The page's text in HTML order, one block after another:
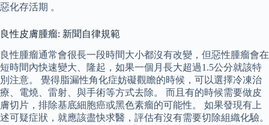
惡化存活期 。
良性皮膚腫瘤: 新聞自律規範
良性腫瘤通常會很長一段時間大小都沒有改變，但惡性腫瘤會在
短時間內快速變大、隆起，如果一個月長大超過1.5公分就該特
別注意。 覺得脂漏性角化症妨礙觀瞻的時候，可以選擇冷凍治
療、電燒、雷射、與手術等方式去除。 而且有的時候需要做皮
膚切片，排除基底細胞癌或黑色素瘤的可能性。 如果發現有上
述可疑症狀，就應該盡快求醫，評估有沒有需要切除組織化驗。